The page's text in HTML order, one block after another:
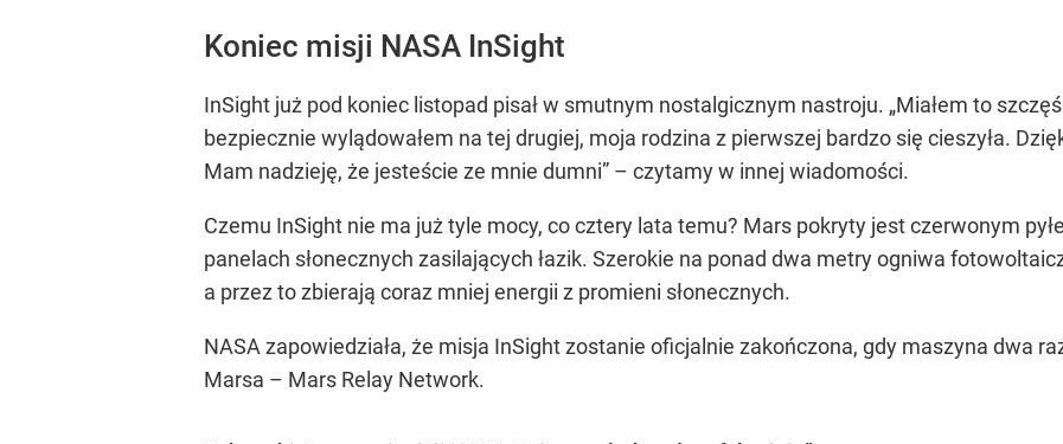
Koniec misji NASA InSight
InSight już pod koniec listopad pisał w smutnym nostalgicznym nastroju. „Miałem to
bezpiecznie wylądowałem na tej drugiej, moja rodzina z pierwszej bardzo się cieszyła.
Mam nadzieję, że jesteście ze mnie dumni” – czytamy w innej wiadomości.
Czemu InSight nie ma już tyle mocy, co cztery lata temu? Mars pokryty jest czerwonym
panelach słonecznych zasilających łazik. Szerokie na ponad dwa metry ogniwa
a przez to zbierają coraz mniej energii z promieni słonecznych.
NASA zapowiedziała, że misja InSight zostanie oficjalnie zakończona, gdy maszyna dwa
Marsa – Mars Relay Network.